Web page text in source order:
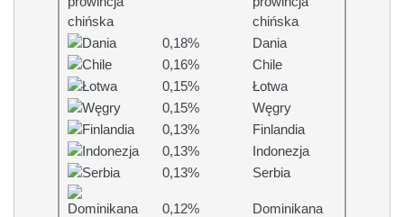
chińska
0,18%
Dania
0,16%
Chile
0,15%
Łotwa
0,15%
Węgry
0,13%
Finlandia
0,13%
Indonezja
0,13%
Serbia
0,12%
Dominikana